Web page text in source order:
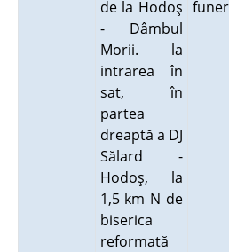
de la Hodoş
- Dâmbul
Morii. la
intrarea în
sat, în
partea
dreaptă a DJ
Sălard -
Hodoş, la
1,5 km N de
biserica
reformată